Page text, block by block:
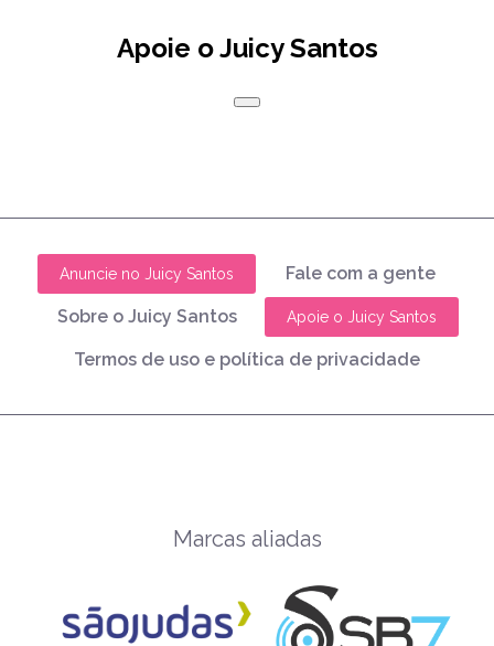
Apoie o Juicy Santos
Anuncie no Juicy Santos Fale com a gente
Sobre o Juicy Santos Apoie o Juicy Santos
Termos de uso e política de privacidade
Marcas aliadas